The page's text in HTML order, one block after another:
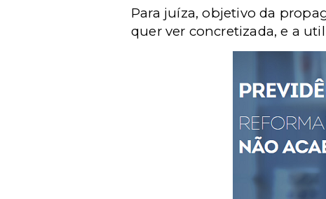
Para juíza, objetivo da
quer ver concretizada, e a